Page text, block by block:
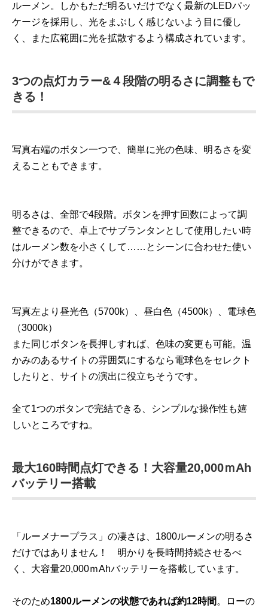
ルーメン。しかもただ明るいだけでなく最新のLEDパッ
ケージを採用し、光をまぶしく感じないよう目に優し
く、また広範囲に光を拡散するよう構成されています。
3つの点灯カラー&４段階の明るさに調整もで
きる！
写真右端のボタン一つで、簡単に光の色味、明るさを変
えることもできます。
明るさは、全部で4段階。ボタンを押す回数によって調
整できるので、卓上でサブランタンとして使用したい時
はルーメン数を小さくして……とシーンに合わせた使い
分けができます。
写真左より昼光色（5700k）、昼白色（4500k）、電球色
（3000k）
また同じボタンを長押しすれば、色味の変更も可能。温
かみのあるサイトの雰囲気にするなら電球色をセレクト
したりと、サイトの演出に役立ちそうです。
全て1つのボタンで完結できる、シンプルな操作性も嬉
しいところですね。
最大160時間点灯できる！大容量20,000ｍAh
バッテリー搭載
「ルーメナープラス」の凄さは、1800ルーメンの明るさ
だけではありません！ 明かりを長時間持続させるべ
く、大容量20,000ｍAhバッテリーを搭載しています。
そのため1800ルーメンの状態であれば約12時間 。ローの